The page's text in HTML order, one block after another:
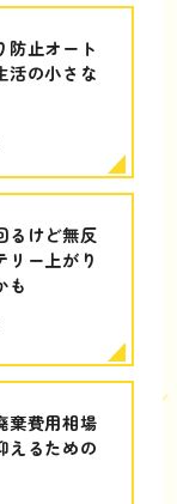
防止オート
活の小さな
るけど無反
リー上がり
も
棄費用相場
えるための